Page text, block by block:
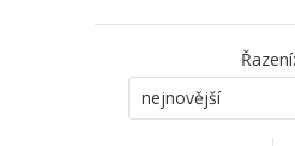
Řazení:
nejnovější